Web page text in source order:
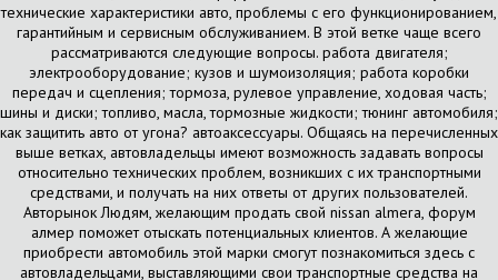
технические характеристики авто, проблемы с его функционированием,
гарантийным и сервисным обслуживанием. В этой ветке чаще всего
рассматриваются следующие вопросы. работа двигателя;
электрооборудование; кузов и шумоизоляция; работа коробки
передач и сцепления; тормоза, рулевое управление, ходовая часть;
шины и диски; топливо, масла, тормозные жидкости; тюнинг автомобиля;
как защитить авто от угона? автоаксессуары. Общаясь на перечисленных
выше ветках, автовладельцы имеют возможность задавать вопросы
относительно технических проблем, возникших с их транспортными
средствами, и получать на них ответы от других пользователей.
Авторынок Людям, желающим продать свой nissan almera, форум
алмер поможет отыскать потенциальных клиентов. А желающие
приобрести автомобиль этой марки смогут познакомиться здесь с
автовладельцами, выставляющими свои транспортные средства на